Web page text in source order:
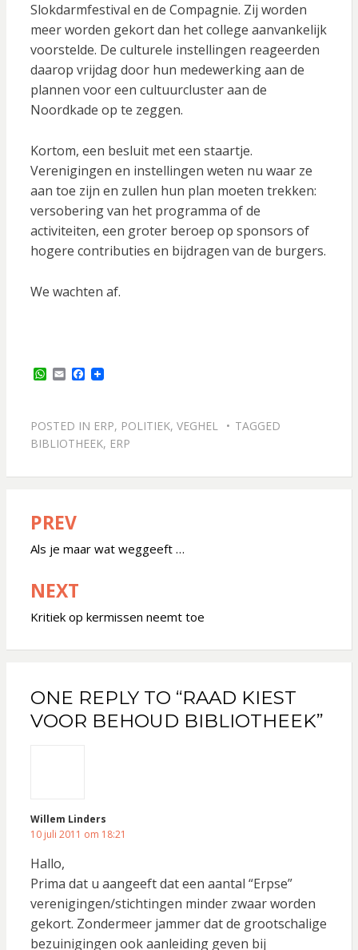
Slokdarmfestival en de Compagnie. Zij worden
meer worden gekort dan het college aanvankelijk
voorstelde. De culturele instellingen reageerden
daarop vrijdag door hun medewerking aan de
plannen voor een cultuurcluster aan de
Noordkade op te zeggen.
Kortom, een besluit met een staartje.
Verenigingen en instellingen weten nu waar ze
aan toe zijn en zullen hun plan moeten trekken:
versobering van het programma of de
activiteiten, een groter beroep op sponsors of
hogere contributies en bijdragen van de burgers.
We wachten af.
W
s
A
p
E
l
F
b
o
o
POSTED IN ERP, POLITIEK, VEGHEL
TAGGED
BIBLIOTHEEK, ERP
Bericht
navigatie
PREV
Als je maar wat weggeeft …
NEXT
Kritiek op kermissen neemt toe
ONE REPLY TO “RAAD KIEST
VOOR BEHOUD BIBLIOTHEEK”
Willem Linders
10 juli 2011 om 18:21
Hallo,
Prima dat u aangeeft dat een aantal “Erpse”
verenigingen/stichtingen minder zwaar worden
gekort. Zondermeer jammer dat de grootschalige
bezuinigingen ook aanleiding geven bij